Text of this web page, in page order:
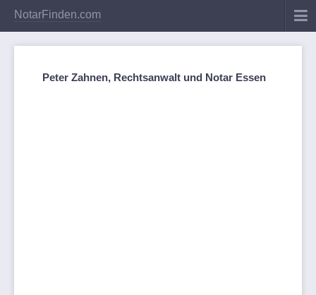
NotarFinden.com
Peter Zahnen, Rechtsanwalt und Notar Essen